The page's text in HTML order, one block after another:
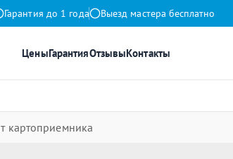
Гарантия до 1 года Выезд мастера бесплатно
ЦеныГарантияОтзывыКонтакты
картоприемника